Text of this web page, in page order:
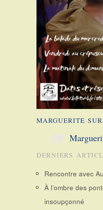
MARGUERITE
DERNIERS
Rencontre avec
À l’ombre des
insoupçonné